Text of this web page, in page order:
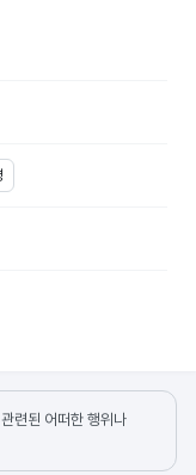
련된 어떠한 행위나